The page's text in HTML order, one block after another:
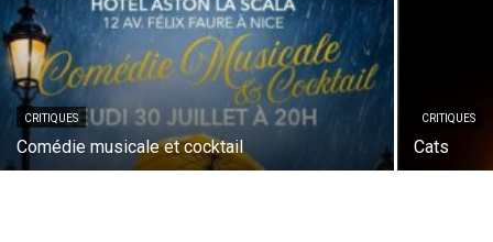
CRITIQUES
Comédie musicale et cocktail
CRITIQUES
Cats